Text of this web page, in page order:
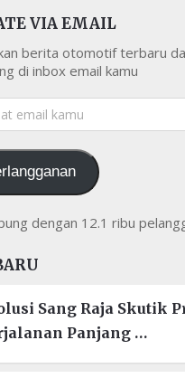
VIA EMAIL
berita otomotif terbaru
di inbox email kamu
dengan 12.1 ribu
Sang Raja Skutik
Panjang …